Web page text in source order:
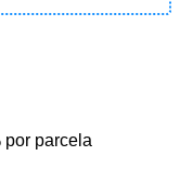
por parcela